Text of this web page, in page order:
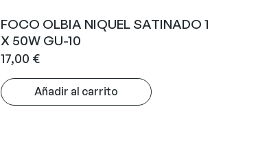
FOCO OLBIA NIQUEL SATINADO 1
X 50W GU-10
17,00 €
Añadir al carrito